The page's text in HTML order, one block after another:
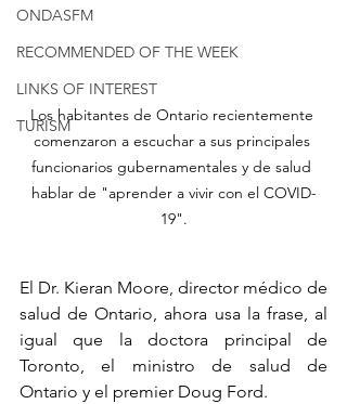
ONDASFM
RECOMMENDED OF THE WEEK
LINKS OF INTEREST
TURISM
Los habitantes de Ontario recientemente
comenzaron a escuchar a sus principales
funcionarios gubernamentales y de salud
hablar de "aprender a vivir con el COVID-
19".
El Dr. Kieran Moore, director médico de
salud de Ontario, ahora usa la frase, al
igual que la doctora principal de
Toronto, el ministro de salud de
Ontario y el premier Doug Ford.